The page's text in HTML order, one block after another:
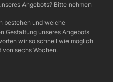
Angebots? Bitte nehmen
bestehen und welche
Gestaltung unseres Angebots
wir so schnell wie möglich
sechs Wochen.